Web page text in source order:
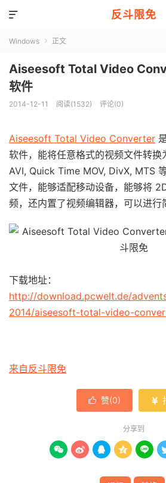
反斗限免

Windows  正文
Aiseesoft Total Video
软件
2014-12-11 阅读(1532) 评论(0)
Aiseesoft Total Video Converter
软件，能将任意格式的视频文件转换
AVI, Quick Time MOV, DivX, MTS
文件，能够适配移动设备，能够将
频，还内置了视频编辑器，可以进行
下载地址：
http://download.pcwelt.de/
2014/aiseesoft-total-video-
来自反斗限免
 赞(0) 
分享到
    